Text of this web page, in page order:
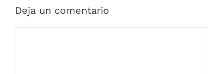
Deja un comentario